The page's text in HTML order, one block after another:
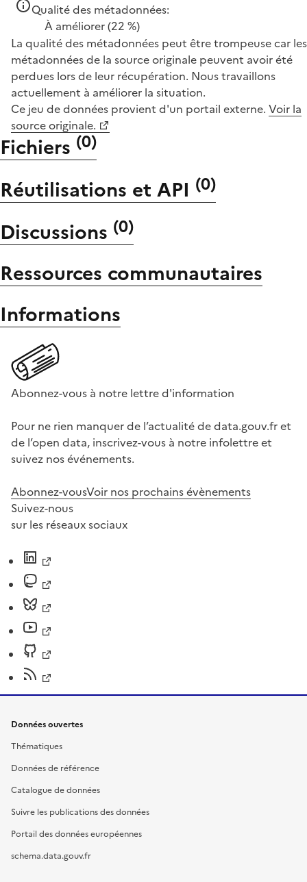
Qualité des métadonnées:
À améliorer(22 %)
La qualité des métadonnées peut être trompeuse car les
métadonnées de la source originale peuvent avoir été
perdues lors de leur récupération. Nous travaillons
actuellement à améliorer la situation.
Ce jeu de données provient d'un portail externe. Voir la
source originale.
Fichiers (0)
Réutilisations et API (0)
Discussions (0)
Ressources communautaires
Informations
Abonnez-vous à notre lettre d'information
Pour ne rien manquer de l’actualité de data.gouv.fr et
de l’open data, inscrivez-vous à notre infolettre et
suivez nos événements.
Abonnez-vousVoir nos prochains évènements
Suivez-nous
sur les réseaux sociaux
Données ouvertes
Thématiques
Données de référence
Catalogue de données
Suivre les publications des données
Portail des données européennes
schema.data.gouv.fr